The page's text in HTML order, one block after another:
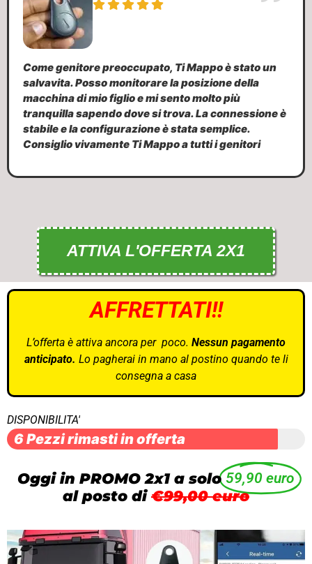
Come genitore preoccupato, Ti Mappo è stato un
salvavita. Posso monitorare la posizione della
macchina di mio figlio e mi sento molto più
tranquilla sapendo dove si trova. La connessione è
stabile e la configurazione è stata semplice.
Consiglio vivamente Ti Mappo a tutti i genitori
ATTIVA L'OFFERTA 2X1
AFFRETTATI!!
L’offerta è attiva ancora per poco. Nessun pagamento
anticipato. Lo pagherai in mano al postino quando te li
consegna a casa
DISPONIBILITA'
6 Pezzi rimasti in offerta
Oggi in PROMO 2x1 a solo 59,90 euro
al posto di €99,00 euro